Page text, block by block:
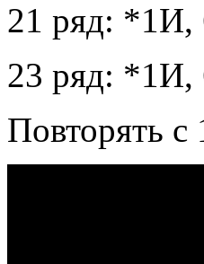
21 ряд:
23 ряд:
Повторять с